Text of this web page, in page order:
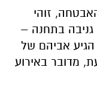
זוהי
בתחנה –
אביהם של
מדובר באירוע